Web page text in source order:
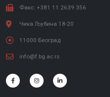
Факс: +381 11 2639 356
Чика Љубина 18-20
11000 Београд
info@f.bg.ac.rs